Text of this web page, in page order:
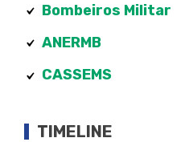
Bombeiros Militar
ANERMB
CASSEMS
TIMELINE